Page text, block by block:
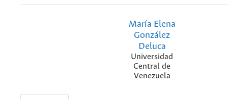
María Elena
González
Deluca
Universidad
Central de
Venezuela